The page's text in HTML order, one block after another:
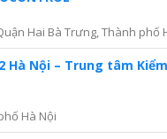
Hai Bà Trưng, Thành phố
Hà Nội – Trung tâm
Hà Nội